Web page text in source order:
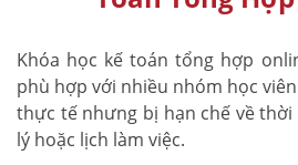
Khóa học kế toán tổng hợp
phù hợp với nhiều nhóm học
thực tế nhưng bị hạn chế về thời
lý hoặc lịch làm việc.